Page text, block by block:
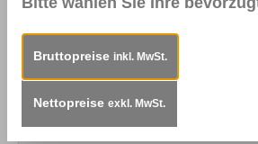
den Innen- und Außenbereich
Bruttopreise inkl. MwSt.
Nettopreise exkl. MwSt.